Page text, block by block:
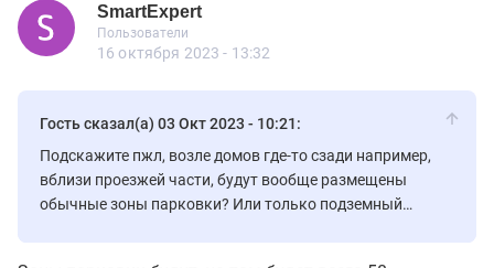
SmartExpert
SmartExpert
Пользователи
Новичок
Пользователи
15 сообщений
16 октября 2023 - 13:32
Гость сказал(а) 03 Окт 2023 - 10:21:
Подскажите пжл, возле домов где-то сзади например,
вблизи проезжей части, будут вообще размещены
обычные зоны парковки? Или только подземный